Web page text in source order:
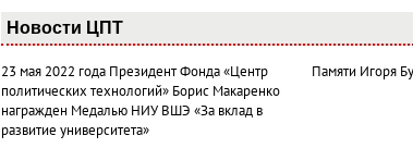
Новости ЦПТ
23 мая 2022 года Президент Фонда «Центр
политических технологий» Борис Макаренко
награжден Медалью НИУ ВШЭ «За вклад в
развитие университета»
Памяти Игоря